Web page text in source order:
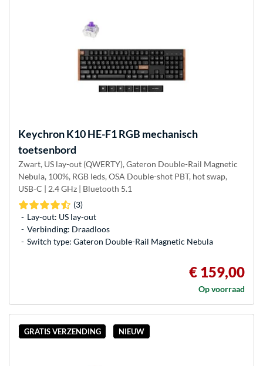
KeychronK10 HE-F1 RGB mechanisch
toetsenbord
Zwart, US lay-out (QWERTY), Gateron Double-Rail Magnetic
Nebula, 100%, RGB leds, OSA Double-shot PBT, hot swap,
USB-C | 2.4 GHz | Bluetooth 5.1
(3)
Lay-out: US lay-out
Verbinding: Draadloos
Switch type: Gateron Double-Rail Magnetic Nebula
€ 159,00
Op voorraad
GRATIS VERZENDING NIEUW